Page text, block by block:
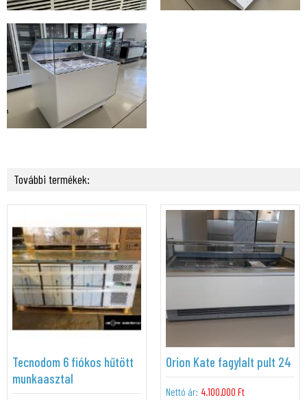
További termékek:
Tecnodom 6 fiókos hűtött
munkaasztal
Orion Kate fagylalt pult 24
Nettó ár: 4.100.000 Ft